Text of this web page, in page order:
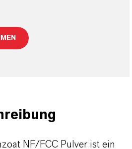
NF/FCC Pulver ist ein